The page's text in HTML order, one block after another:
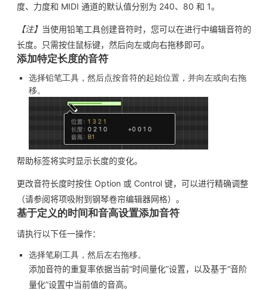
度、力度和 MIDI 通道的默认值分别为 240、80 和 1。
【注】 当使用铅笔工具创建音符时，您可以在进行中编辑音符的
长度。只需按住鼠标键，然后向左或向右拖移即可。
添加特定长度的音符
选择铅笔工具，然后点按音符的起始位置，并向左或向右拖
移。
帮助标签将实时显示长度的变化。
更改音符长度时按住 Option 或 Control 键，可以进行精确调整
（请参阅将项吸附到钢琴卷帘编辑器网格）。
基于定义的时间和音高设置添加音符
请执行以下任一操作：
选择笔刷工具，然后左右拖移。
添加音符的重复率依据当前“时间量化”设置，以及基于“音阶
量化”设置中当前值的音高。